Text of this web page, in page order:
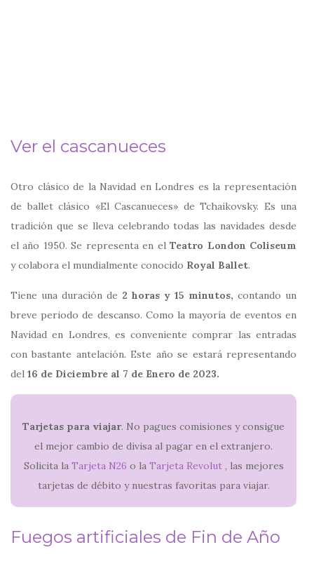
Ver el cascanueces
Otro clásico de la Navidad en Londres es la representación
de ballet clásico «El Cascanueces» de Tchaikovsky. Es una
tradición que se lleva celebrando todas las navidades desde
el año 1950. Se representa en elTeatro London Coliseum
y colabora el mundialmente conocido Royal Ballet.
Tiene una duración de 2 horas y 15 minutos, contando un
breve periodo de descanso. Como la mayoría de eventos en
Navidad en Londres, es conveniente comprar las entradas
con bastante antelación. Este año se estará representando
del 16 de Diciembre al 7 de Enero de 2023.
Tarjetas para viajar. No pagues comisiones y consigue
el mejor cambio de divisa al pagar en el extranjero.
Solicita la Tarjeta N26 o la Tarjeta Revolut, las mejores
tarjetas de débito y nuestras favoritas para viajar.
Fuegos artificiales de Fin de Año